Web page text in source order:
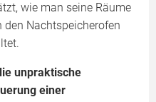
wie man seine Räume
den Nachtspeicherofen
unpraktische
einer